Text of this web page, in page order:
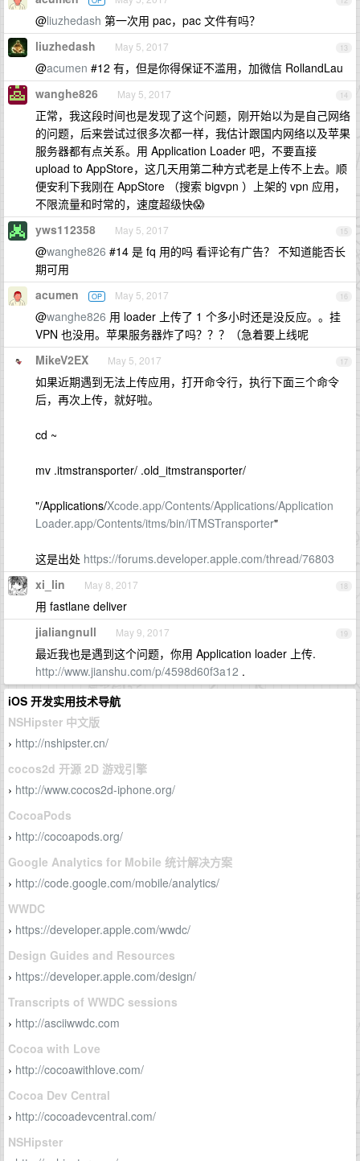
@liuzhedash 第一次用 pac，pac 文件有吗？
13
liuzhedash May 5, 2017
@acumen #12 有，但是你得保证不滥用，加微信 RollandLau
14
wanghe826 May 5, 2017
正常，我这段时间也是发现了这个问题，刚开始以为是自己网络
的问题，后来尝试过很多次都一样，我估计跟国内网络以及苹果
服务器都有点关系。用 Application Loader 吧，不要直接
upload to AppStore，这几天用第二种方式老是上传不上去。顺
便安利下我刚在 AppStore （搜索 bigvpn ）上架的 vpn 应用，
不限流量和时常的，速度超级快😱
15
yws112358 May 5, 2017
@wanghe826 #14 是 fq 用的吗 看评论有广告？ 不知道能否长
期可用
16
acumen OP May 5, 2017
@wanghe826 用 loader 上传了 1 个多小时还是没反应。。挂
VPN 也没用。苹果服务器炸了吗？？？（急着要上线呢
17
MikeV2EX May 5, 2017
如果近期遇到无法上传应用，打开命令行，执行下面三个命令
后，再次上传，就好啦。
cd ~
mv .itmstransporter/ .old_itmstransporter/
"/Applications/Xcode.app/Contents/Applications/Application
Loader.app/Contents/itms/bin/iTMSTransporter"
这是出处 https://forums.developer.apple.com/thread/76803
18
xi_lin May 8, 2017
用 fastlane deliver
19
jialiangnull May 9, 2017
最近我也是遇到这个问题，你用 Application loader 上传.
http://www.jianshu.com/p/4598d60f3a12 .
iOS 开发实用技术导航
NSHipster 中文版
› http://nshipster.cn/
cocos2d 开源 2D 游戏引擎
› http://www.cocos2d-iphone.org/
CocoaPods
› http://cocoapods.org/
Google Analytics for Mobile 统计解决方案
› http://code.google.com/mobile/analytics/
WWDC
› https://developer.apple.com/wwdc/
Design Guides and Resources
› https://developer.apple.com/design/
Transcripts of WWDC sessions
› http://asciiwwdc.com
Cocoa with Love
› http://cocoawithlove.com/
Cocoa Dev Central
› http://cocoadevcentral.com/
NSHipster